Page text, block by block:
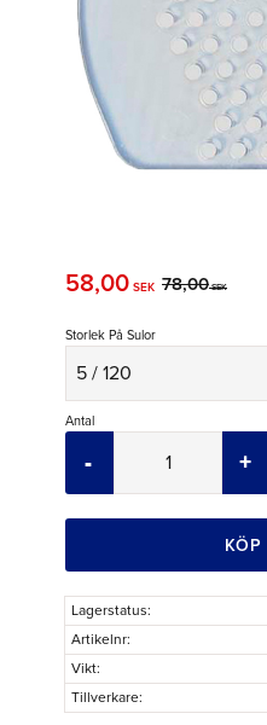
Nedsatt pris:
58,00 SEK Ordinarie pris:
78,00SEK
Storlek På Sulor
Antal
+
-
KÖP
Lagerstatus
Artikelnr
Vikt
Tillverkare